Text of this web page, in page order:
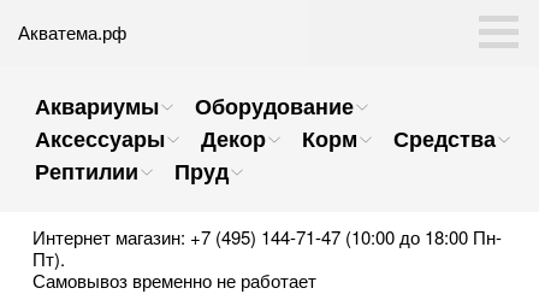
Акватема.рф
Аквариумы
Оборудование
Аксессуары
Декор Корм
Средства
Рептилии
Пруд
Интернет магазин: +7 (495) 144-71-47 (10:00 до 18:00 Пн-
Пт).
Самовывоз временно не работает